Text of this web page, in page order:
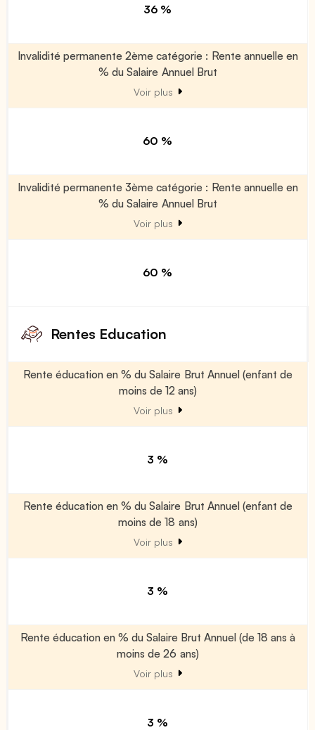
36 %
Invalidité permanente 2ème catégorie : Rente annuelle en
% du Salaire Annuel Brut
Voir plus
60 %
Invalidité permanente 3ème catégorie : Rente annuelle en
% du Salaire Annuel Brut
Voir plus
60 %
Rentes Education
Rente éducation en % du Salaire Brut Annuel (enfant de
moins de 12 ans)
Voir plus
3 %
Rente éducation en % du Salaire Brut Annuel (enfant de
moins de 18 ans)
Voir plus
3 %
Rente éducation en % du Salaire Brut Annuel (de 18 ans à
moins de 26 ans)
Voir plus
3 %